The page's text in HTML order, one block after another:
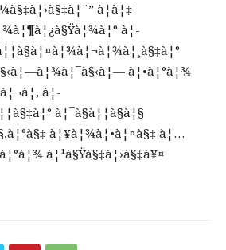
à¦à¦‡
à¦­
à¦•à¦°à¦¾
à¦­
à¦¯à§à¦¦à§à¦§
à¦¥à¦¾à¦•à¦¤à§‡ à¦…
à¦¹à§Ÿà§‡à¦›à§‡à¥¤